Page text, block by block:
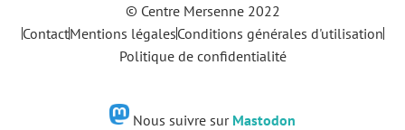
© Centre Mersenne 2022
ContactMentions légalesConditions générales d'utilisation
Politique de confidentialité
Nous suivre sur Mastodon